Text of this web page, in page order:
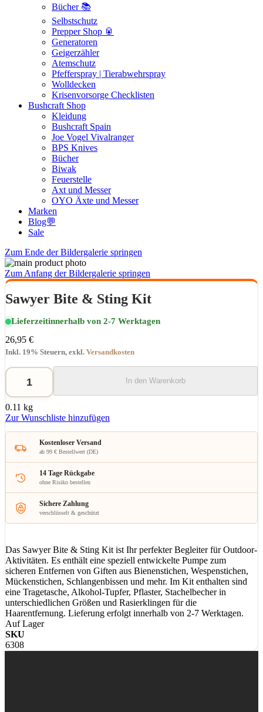
Bücher 📚
Selbstschutz
Prepper Shop 🥫
Generatoren
Geigerzähler
Atemschutz
Pfefferspray | Tierabwehrspray
Wolldecken
Krisenvorsorge Checklisten
Bushcraft Shop
Kleidung
Bushcraft Spain
Joe Vogel Vivalranger
BPS Knives
Bücher
Biwak
Feuerstelle
Axt und Messer
OYO Äxte und Messer
Marken
Blog💬
Sale
Zum Ende der Bildergalerie springen
Zum Anfang der Bildergalerie springen
Sawyer Bite & Sting Kit
Lieferzeitinnerhalb von 2-7 Werktagen
26,95 €
Inkl. 19% Steuern, exkl. Versandkosten
In den Warenkorb
0.11 kg
Zur Wunschliste hinzufügen
Kostenloser Versand
ab 99 € Bestellwert (DE)
14 Tage Rückgabe
ohne Risiko bestellen
Sichere Zahlung
verschlüsselt & geschützt
Das Sawyer Bite & Sting Kit ist Ihr perfekter Begleiter für Outdoor-
Aktivitäten. Es enthält eine speziell entwickelte Pumpe zum
sicheren Entfernen von Giften aus Bienenstichen, Wespenstichen,
Mückenstichen, Schlangenbissen und mehr. Im Kit enthalten sind
eine Tragetasche, Alkohol-Tupfer, Pflaster, Stachelbecher in
unterschiedlichen Größen und Rasierklingen für die
Haarentfernung. Lieferung erfolgt innerhalb von 2-7 Werktagen.
Auf Lager
SKU
6308